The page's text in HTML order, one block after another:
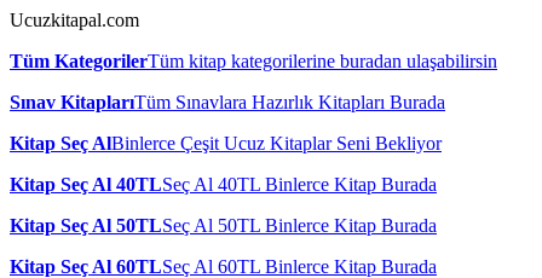
Ucuzkitapal.com
Tüm KategorilerTüm kitap kategorilerine buradan ulaşabilirsin
Sınav KitaplarıTüm Sınavlara Hazırlık Kitapları Burada
Kitap Seç AlBinlerce Çeşit Ucuz Kitaplar Seni Bekliyor
Kitap Seç Al 40TLSeç Al 40TL Binlerce Kitap Burada
Kitap Seç Al 50TLSeç Al 50TL Binlerce Kitap Burada
Kitap Seç Al 60TLSeç Al 60TL Binlerce Kitap Burada